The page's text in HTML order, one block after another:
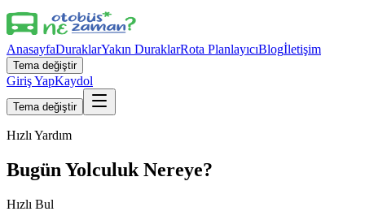
AnasayfaDuraklarYakın DuraklarRota PlanlayıcıBlogİletişim
Tema değiştir
Giriş YapKaydol
Tema değiştir
Hızlı Yardım
Bugün Yolculuk Nereye?
Hızlı Bul